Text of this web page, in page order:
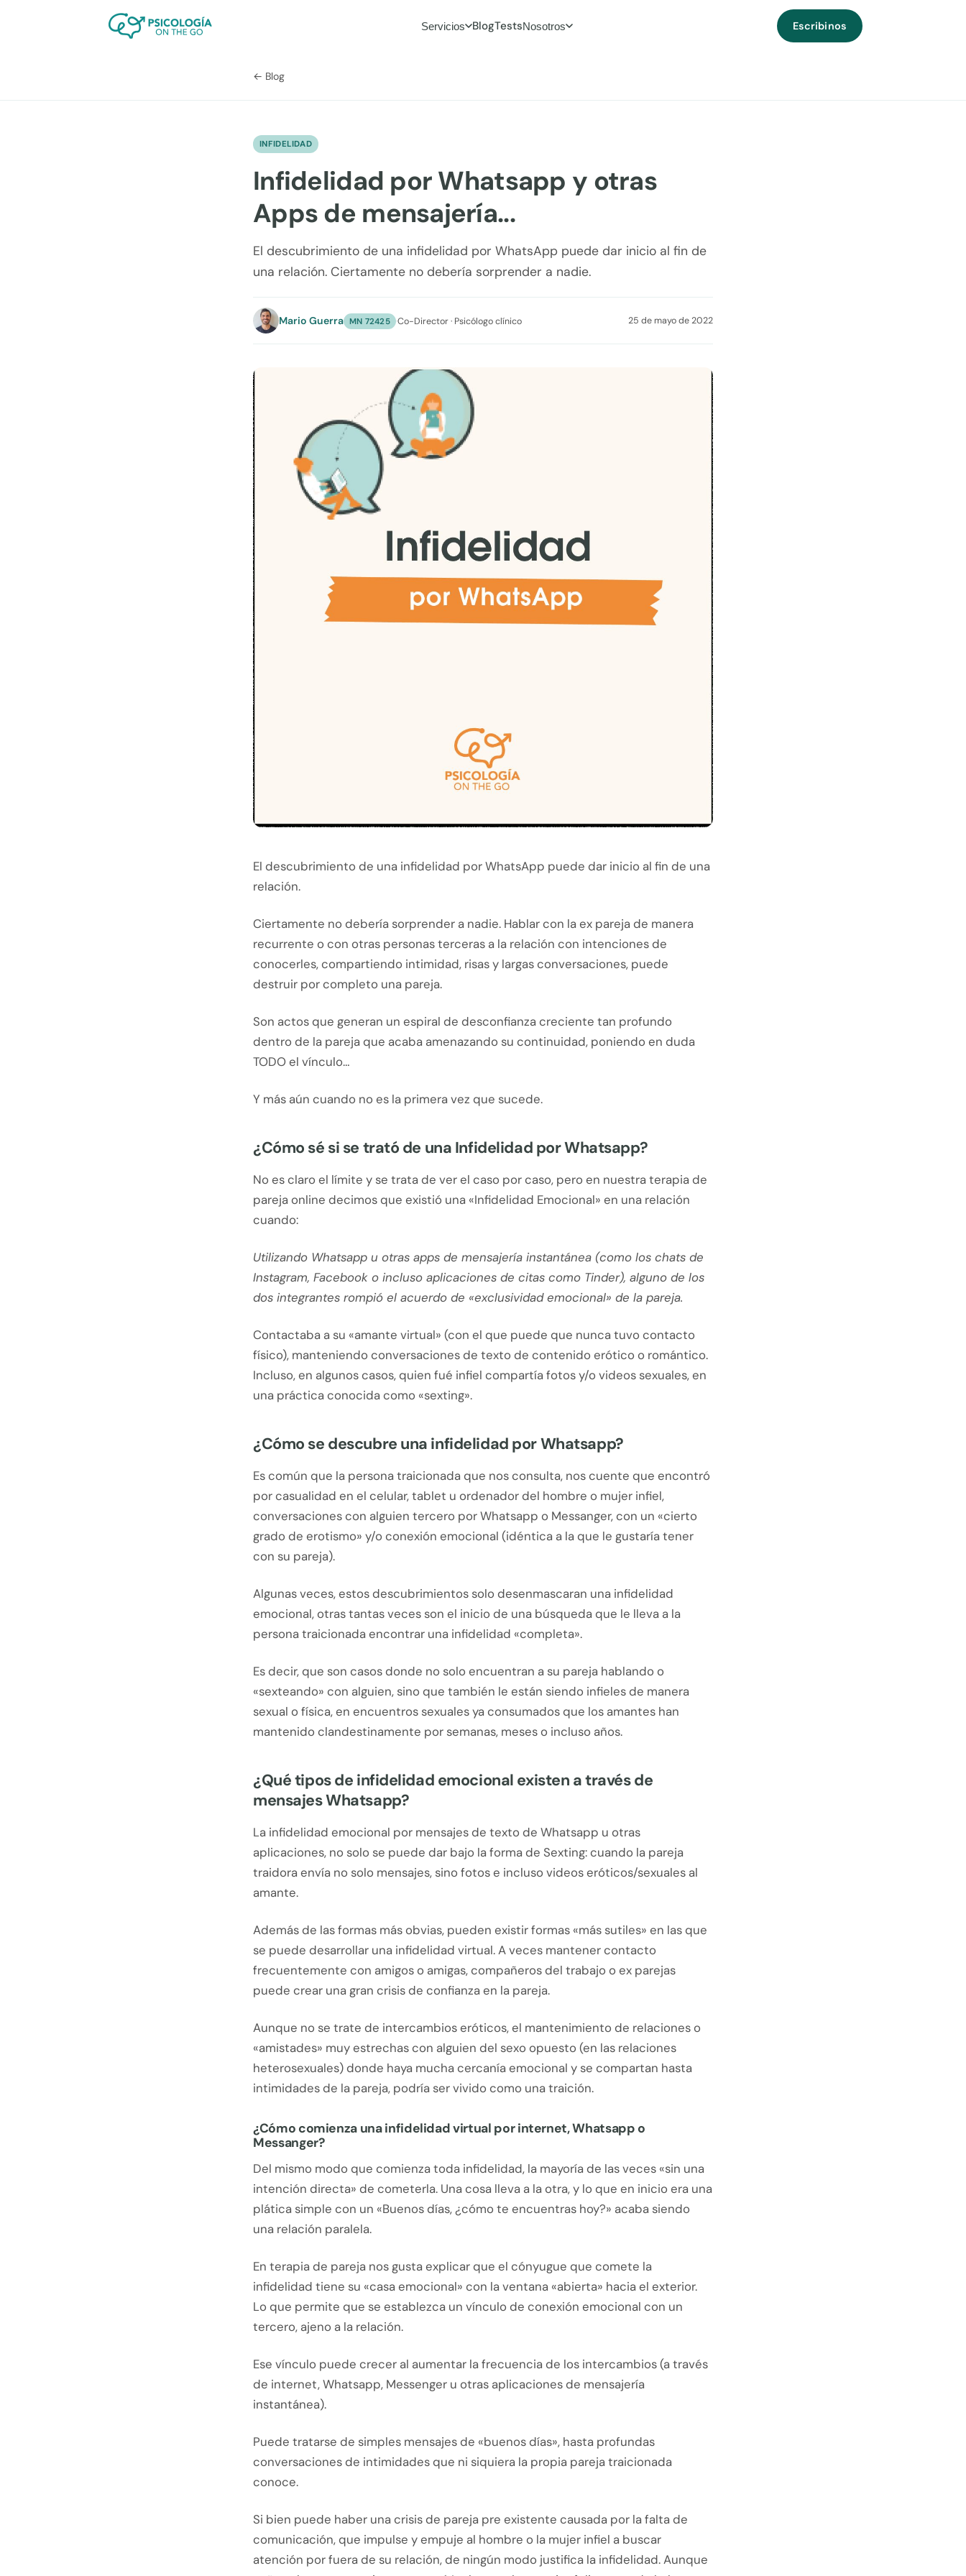
Servicios BlogTestsNosotros Escribinos
← Blog
INFIDELIDAD
Infidelidad por Whatsapp y otras
Apps de mensajería...
El descubrimiento de una infidelidad por WhatsApp puede dar inicio al fin de
una relación. Ciertamente no debería sorprender a nadie.
Mario Guerra MN 72425 ·Co-Director · Psicólogo clínico 25 de mayo de 2022
El descubrimiento de una infidelidad por WhatsApp puede dar inicio al fin de una
relación.
Ciertamente no debería sorprender a nadie. Hablar con la ex pareja de manera
recurrente o con otras personas terceras a la relación con intenciones de
conocerles, compartiendo intimidad, risas y largas conversaciones, puede
destruir por completo una pareja.
Son actos que generan un espiral de desconfianza creciente tan profundo
dentro de la pareja que acaba amenazando su continuidad, poniendo en duda
TODO el vínculo…
Y más aún cuando no es la primera vez que sucede.
¿Cómo sé si se trató de una Infidelidad por Whatsapp?
No es claro el límite y se trata de ver el caso por caso, pero en nuestra terapia de
pareja online decimos que existió una «Infidelidad Emocional» en una relación
cuando:
Utilizando Whatsapp u otras apps de mensajería instantánea (como los chats de
Instagram, Facebook o incluso aplicaciones de citas como Tinder), alguno de los
dos integrantes rompió el acuerdo de «exclusividad emocional» de la pareja.
Contactaba a su «amante virtual» (con el que puede que nunca tuvo contacto
físico), manteniendo conversaciones de texto de contenido erótico o romántico.
Incluso, en algunos casos, quien fué infiel compartía fotos y/o videos sexuales, en
una práctica conocida como «sexting».
¿Cómo se descubre una infidelidad por Whatsapp?
Es común que la persona traicionada que nos consulta, nos cuente que encontró
por casualidad en el celular, tablet u ordenador del hombre o mujer infiel,
conversaciones con alguien tercero por Whatsapp o Messanger, con un «cierto
grado de erotismo» y/o conexión emocional (idéntica a la que le gustaría tener
con su pareja).
Algunas veces, estos descubrimientos solo desenmascaran una infidelidad
emocional, otras tantas veces son el inicio de una búsqueda que le lleva a la
persona traicionada encontrar una infidelidad «completa».
Es decir, que son casos donde no solo encuentran a su pareja hablando o
«sexteando» con alguien, sino que también le están siendo infieles de manera
sexual o física, en encuentros sexuales ya consumados que los amantes han
mantenido clandestinamente por semanas, meses o incluso años.
¿Qué tipos de infidelidad emocional existen a través de
mensajes Whatsapp?
La infidelidad emocional por mensajes de texto de Whatsapp u otras
aplicaciones, no solo se puede dar bajo la forma de Sexting: cuando la pareja
traidora envía no solo mensajes, sino fotos e incluso videos eróticos/sexuales al
amante.
Además de las formas más obvias, pueden existir formas «más sutiles» en las que
se puede desarrollar una infidelidad virtual. A veces mantener contacto
frecuentemente con amigos o amigas, compañeros del trabajo o ex parejas
puede crear una gran crisis de confianza en la pareja.
Aunque no se trate de intercambios eróticos, el mantenimiento de relaciones o
«amistades» muy estrechas con alguien del sexo opuesto (en las relaciones
heterosexuales) donde haya mucha cercanía emocional y se compartan hasta
intimidades de la pareja, podría ser vivido como una traición.
¿Cómo comienza una infidelidad virtual por internet, Whatsapp o
Messanger?
Del mismo modo que comienza toda infidelidad, la mayoría de las veces «sin una
intención directa» de cometerla. Una cosa lleva a la otra, y lo que en inicio era una
plática simple con un «Buenos días, ¿cómo te encuentras hoy?» acaba siendo
una relación paralela.
En terapia de pareja nos gusta explicar que el cónyugue que comete la
infidelidad tiene su «casa emocional» con la ventana «abierta» hacia el exterior.
Lo que permite que se establezca un vínculo de conexión emocional con un
tercero, ajeno a la relación.
Ese vínculo puede crecer al aumentar la frecuencia de los intercambios (a través
de internet, Whatsapp, Messenger u otras aplicaciones de mensajería
instantánea).
Puede tratarse de simples mensajes de «buenos días», hasta profundas
conversaciones de intimidades que ni siquiera la propia pareja traicionada
conoce.
Si bien puede haber una crisis de pareja pre existente causada por la falta de
comunicación, que impulse y empuje al hombre o la mujer infiel a buscar
atención por fuera de su relación, de ningún modo justifica la infidelidad. Aunque